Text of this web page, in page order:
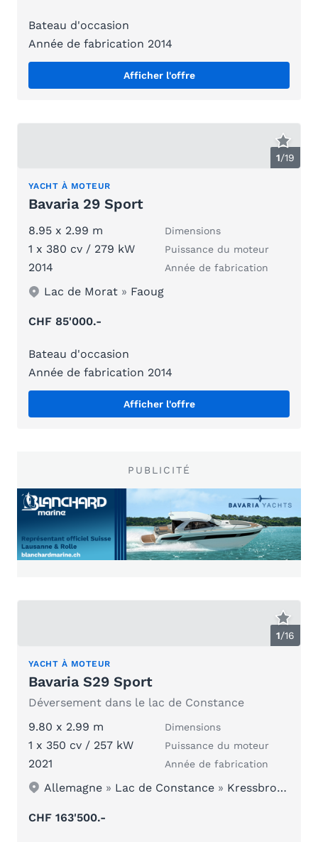
Bateau d'occasion
Année de fabrication 2014
Afficher l'offre
1/19
YACHT À MOTEUR
Bavaria 29 Sport
8.95 x 2.99 m Dimensions
1 x 380 cv / 279 kW Puissance du moteur
2014 Année de fabrication
Lac de Morat » Faoug
CHF 85'000.-
Bateau d'occasion
Année de fabrication 2014
Afficher l'offre
PUBLICITÉ
1/16
YACHT À MOTEUR
Bavaria S29 Sport
Déversement dans le lac de Constance
9.80 x 2.99 m
Dimensions
1 x 350 cv / 257 kW Puissance du moteur
2021 Année de fabrication
Allemagne » Lac de Constance » Kressbronn /Ultramarin
CHF 163'500.-